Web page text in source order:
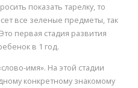
показать тарелку, то
все зеленые предметы, так
первая стадия развития
в 1 год.
имя». На этой стадии
конкретному знакомому